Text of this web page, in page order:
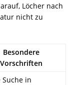
Löcher nach
nicht zu
Besondere
Vorschriften
Suche in